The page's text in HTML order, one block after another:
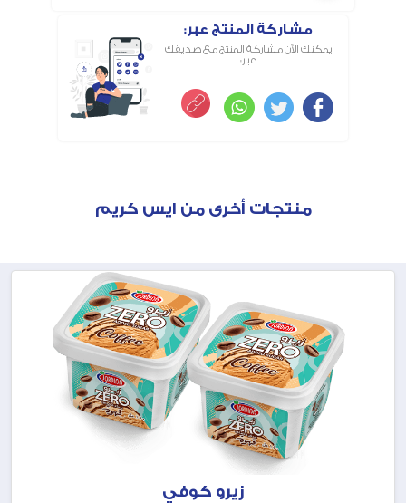
مشاركة المنتج عبر:
يمكنك الآن مشاركة المنتج مع صديقك
عبر:
منتجات أخرى من ايس كريم
زيرو كوفي